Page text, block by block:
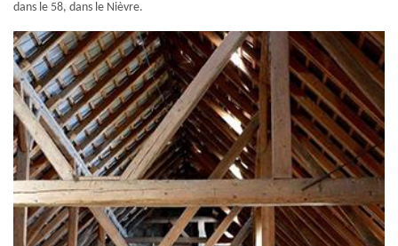
dans le 58, dans le Nièvre.